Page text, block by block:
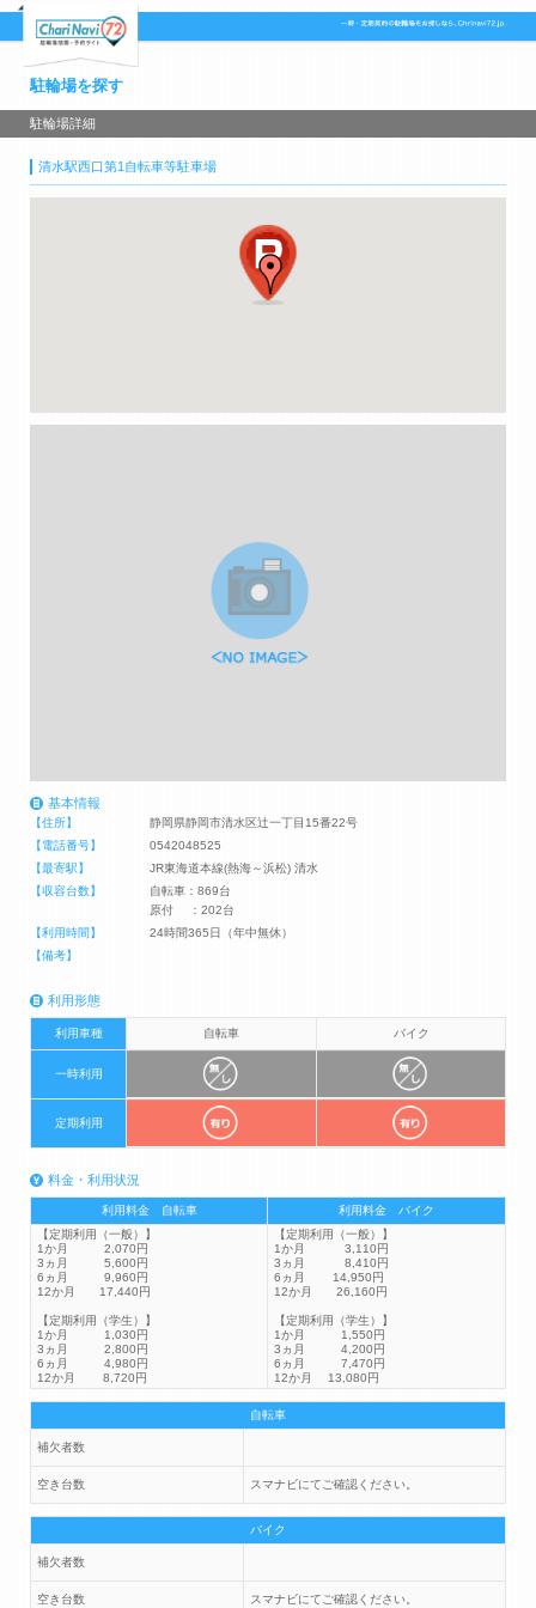
駐輪場を探す
駐輪場詳細
清水駅西口第1自転車等駐車場
基本情報
【住所】
静岡県静岡市清水区辻一丁目15番22号
【電話番号】
0542048525
【最寄駅】
JR東海道本線(熱海～浜松) 清水
【収容台数】
自転車：869台
原付 ：202台
【利用時間】
24時間365日（年中無休）
【備考】
利用形態
利用車種 自転車 バイク
一時利用
定期利用
料金・利用状況
利用料金 自転車
利用料金 バイク
【定期利用（一般）】
1か月 2,070円
3ヵ月 5,600円
6ヵ月 9,960円
12か月 17,440円
【定期利用（学生）】
1か月 1,030円
3ヵ月 2,800円
6ヵ月 4,980円
12か月 8,720円
【定期利用（一般）】
1か月 3,110円
3ヵ月 8,410円
6ヵ月 14,950円
12か月 26,160円
【定期利用（学生）】
1か月 1,550円
3ヵ月 4,200円
6ヵ月 7,470円
12か月 13,080円
自転車
補欠者数
空き台数 スマナビにてご確認ください。
バイク
補欠者数
空き台数 スマナビにてご確認ください。